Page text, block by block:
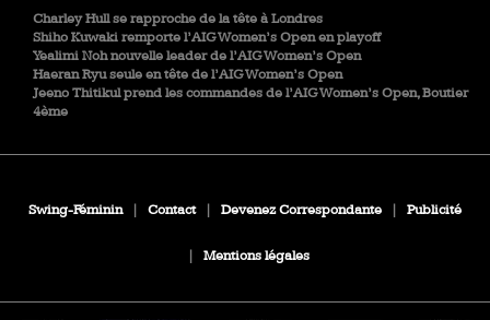
Charley Hull se rapproche de la tête à Londres
Shiho Kuwaki remporte l’AIG Women’s Open en playoff
Yealimi Noh nouvelle leader de l’AIG Women’s Open
Haeran Ryu seule en tête de l’AIG Women’s Open
Jeeno Thitikul prend les commandes de l’AIG Women’s Open, Boutier
4ème
Swing-Féminin Contact Devenez Correspondante Publicité
Mentions légales